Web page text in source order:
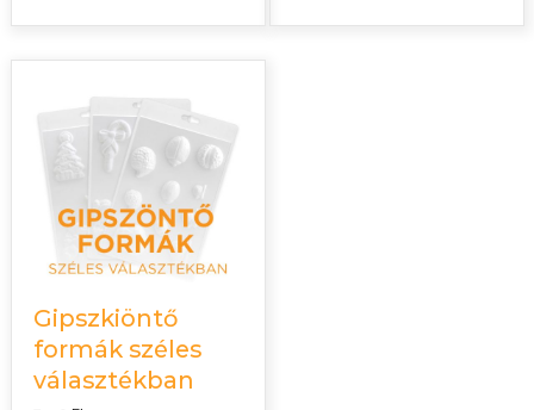
Gipszkiöntő
formák széles
választékban